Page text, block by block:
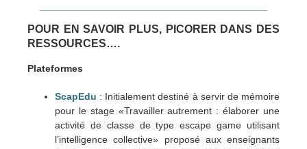
POUR EN SAVOIR PLUS, PICORER DANS DES
RESSOURCES….
Plateformes
ScapEdu : Initialement destiné à servir de mémoire
pour le stage «Travailler autrement : élaborer une
activité de classe de type escape game utilisant
l’intelligence collective» proposé aux enseignants